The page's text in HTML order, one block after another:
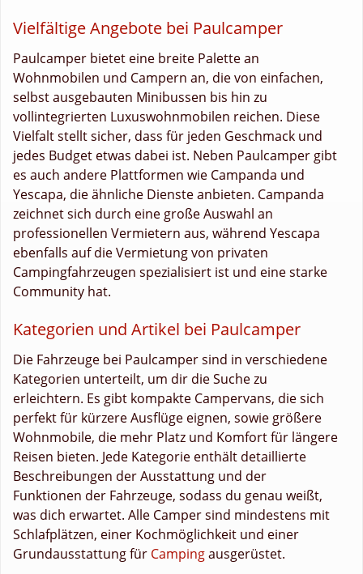
Vielfältige Angebote bei Paulcamper
Paulcamper bietet eine breite Palette an
Wohnmobilen und Campern an, die von einfachen,
selbst ausgebauten Minibussen bis hin zu
vollintegrierten Luxuswohnmobilen reichen. Diese
Vielfalt stellt sicher, dass für jeden Geschmack und
jedes Budget etwas dabei ist. Neben Paulcamper gibt
es auch andere Plattformen wie Campanda und
Yescapa, die ähnliche Dienste anbieten. Campanda
zeichnet sich durch eine große Auswahl an
professionellen Vermietern aus, während Yescapa
ebenfalls auf die Vermietung von privaten
Campingfahrzeugen spezialisiert ist und eine starke
Community hat.
Kategorien und Artikel bei Paulcamper
Die Fahrzeuge bei Paulcamper sind in verschiedene
Kategorien unterteilt, um dir die Suche zu
erleichtern. Es gibt kompakte Campervans, die sich
perfekt für kürzere Ausflüge eignen, sowie größere
Wohnmobile, die mehr Platz und Komfort für längere
Reisen bieten. Jede Kategorie enthält detaillierte
Beschreibungen der Ausstattung und der
Funktionen der Fahrzeuge, sodass du genau weißt,
was dich erwartet. Alle Camper sind mindestens mit
Schlafplätzen, einer Kochmöglichkeit und einer
Grundausstattung für Campingausgerüstet.